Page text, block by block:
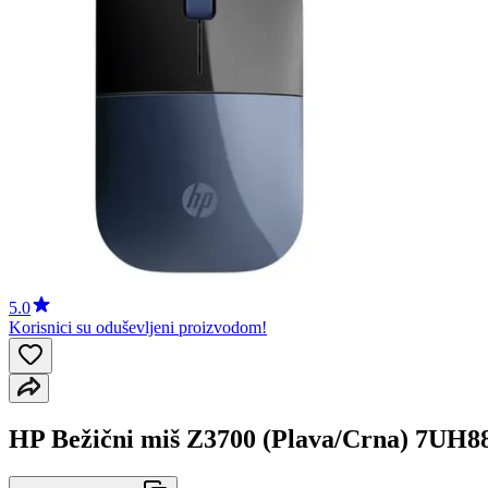
5.0
Korisnici su oduševljeni proizvodom!
HP Bežični miš Z3700 (Plava/Crna)